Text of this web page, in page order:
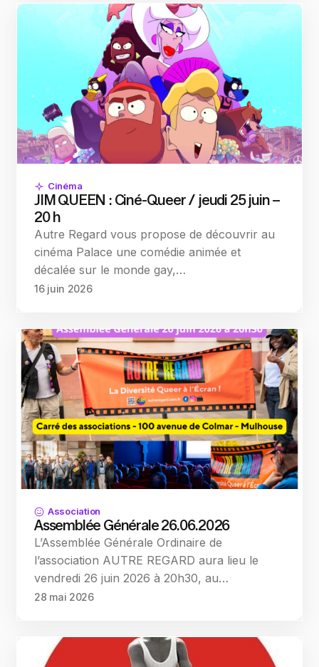
Cinéma
JIM QUEEN : Ciné-Queer / jeudi 25 juin –
20 h
Autre Regard vous propose de découvrir au
cinéma Palace une comédie animée et
décalée sur le monde gay,…
16 juin 2026
Association
Assemblée Générale 26.06.2026
L’Assemblée Générale Ordinaire de
l’association AUTRE REGARD aura lieu le
vendredi 26 juin 2026 à 20h30, au…
28 mai 2026